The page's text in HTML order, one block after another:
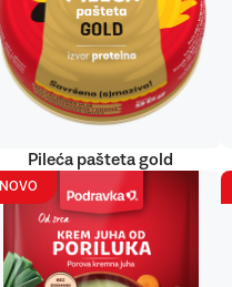
Pileća pašteta gold
NOVO